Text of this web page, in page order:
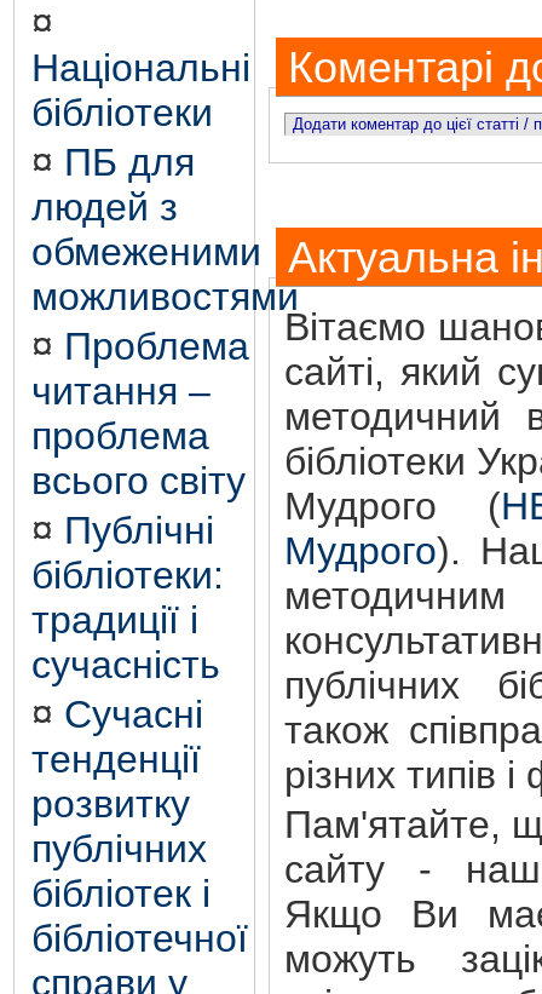
¤
Національні
бібліотеки
¤ ПБ для
людей з
обмеженими
можливостями
¤ Проблема
читання –
проблема
всього світу
¤ Публічні
бібліотеки:
традиції і
сучасність
¤ Сучасні
тенденції
розвитку
публічних
бібліотек і
бібліотечної
справи у
Коментарі
Додати коментар до цієї статті /
Актуальна
Вітаємо
сайті, який
методичний
бібліотеки
Мудрого (
Мудрого).
методичним
публічних
також
різних типів
Пам'ятайте,
сайту -
Якщо Ви
можуть